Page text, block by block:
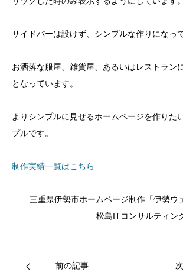
サイドバーは設けず、シンプルな作りになっ
お洒落な服屋、雑貨屋、あるいはレストラン
となっています。
よりシンプルに見せるホームページを作りた
プルです。
制作実績一覧はこちら
三重県伊勢市ホームページ制作「伊勢ウ
松島ITコンサルティ
前の記事